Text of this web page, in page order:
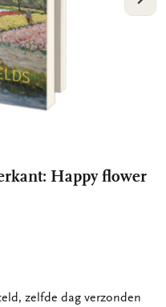
Happy flower
zelfde dag verzonden